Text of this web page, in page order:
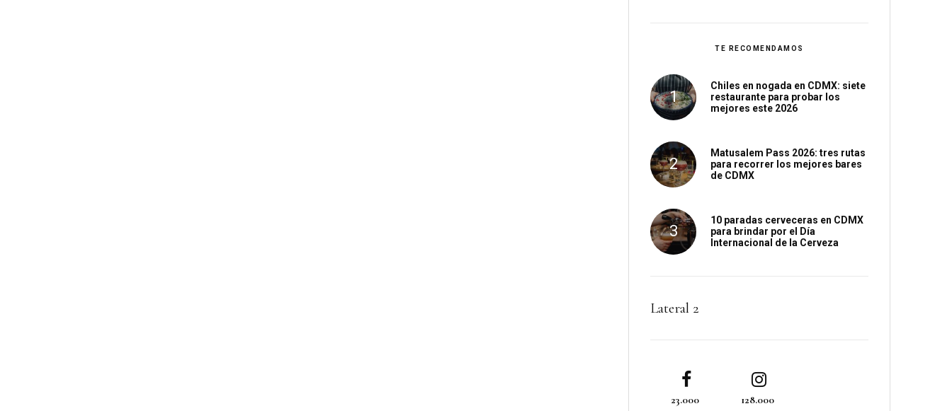
TE RECOMENDAMOS
Chiles en nogada en CDMX: siete
restaurante para probar los
mejores este 2026
Matusalem Pass 2026: tres rutas
para recorrer los mejores bares
de CDMX
10 paradas cerveceras en CDMX
para brindar por el Día
Internacional de la Cerveza
Lateral 2
23.000 128.000